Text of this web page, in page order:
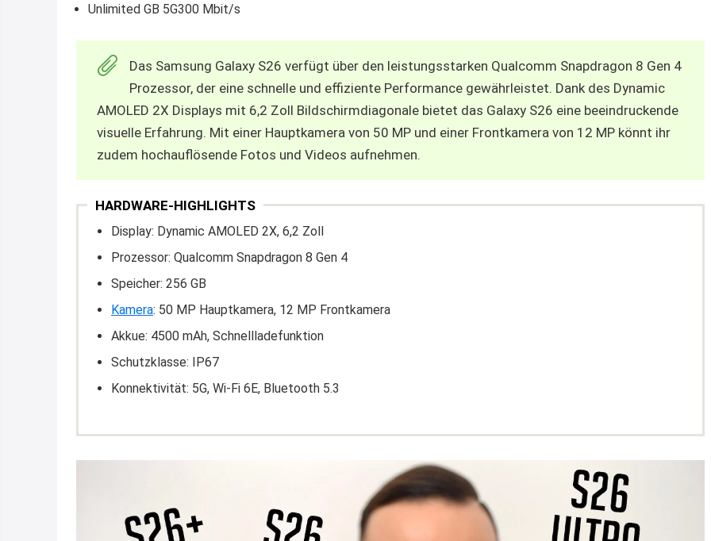
Unlimited GB 5G300 Mbit/s
Das Samsung Galaxy S26 verfügt über den leistungsstarken Qualcomm Snapdragon 8 Gen 4
Prozessor, der eine schnelle und effiziente Performance gewährleistet. Dank des Dynamic
AMOLED 2X Displays mit 6,2 Zoll Bildschirmdiagonale bietet das Galaxy S26 eine beeindruckende
visuelle Erfahrung. Mit einer Hauptkamera von 50 MP und einer Frontkamera von 12 MP könnt ihr
zudem hochauflösende Fotos und Videos aufnehmen.
HARDWARE-HIGHLIGHTS
Display: Dynamic AMOLED 2X, 6,2 Zoll
Prozessor: Qualcomm Snapdragon 8 Gen 4
Speicher: 256 GB
Kamera: 50 MP Hauptkamera, 12 MP Frontkamera
Akkue: 4500 mAh, Schnellladefunktion
Schutzklasse: IP67
Konnektivität: 5G, Wi-Fi 6E, Bluetooth 5.3